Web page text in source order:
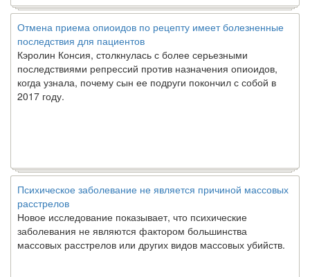
Отмена приема опиоидов по рецепту имеет болезненные
последствия для пациентов
Кэролин Консия, столкнулась с более серьезными
последствиями репрессий против назначения опиоидов,
когда узнала, почему сын ее подруги покончил с собой в
2017 году.
Психическое заболевание не является причиной массовых
расстрелов
Новое исследование показывает, что психические
заболевания не являются фактором большинства
массовых расстрелов или других видов массовых убийств.